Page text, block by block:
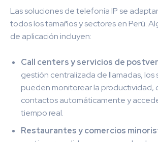
Las soluciones de telefonía IP se
todos los tamaños y sectores en Perú.
de aplicación incluyen:
Call centers y servicios de
gestión centralizada de llamadas, los
pueden monitorear la productividad,
contactos automáticamente y
tiempo real.
Restaurantes y comercios